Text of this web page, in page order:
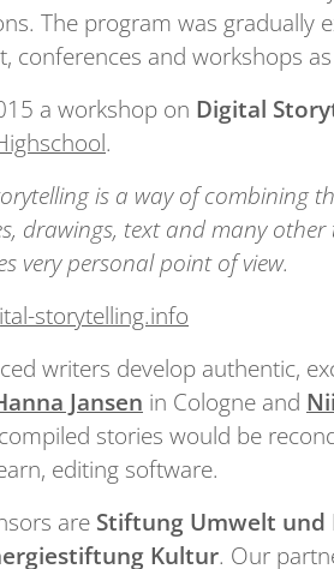
The program was gradually
conferences and workshops
a workshop on Digital
.
is a way of combining
drawings, text and many
very personal point of view.
storytelling.info
writers develop authentic,
Jansen in Cologne and
stories would be
editing software.
are Stiftung Umwelt und
Kultur. Our